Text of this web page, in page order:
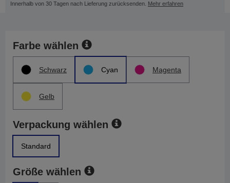
Innerhalb von 30 Tagen nach Lieferung zurücksenden. Mehr erfahren
Farbe wählen
Schwarz Cyan Magenta
Gelb
Verpackung wählen
Standard
Größe wählen